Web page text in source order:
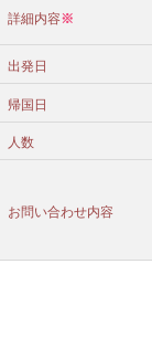
詳細内容※
出発日
帰国日
人数
お問い合わせ内容